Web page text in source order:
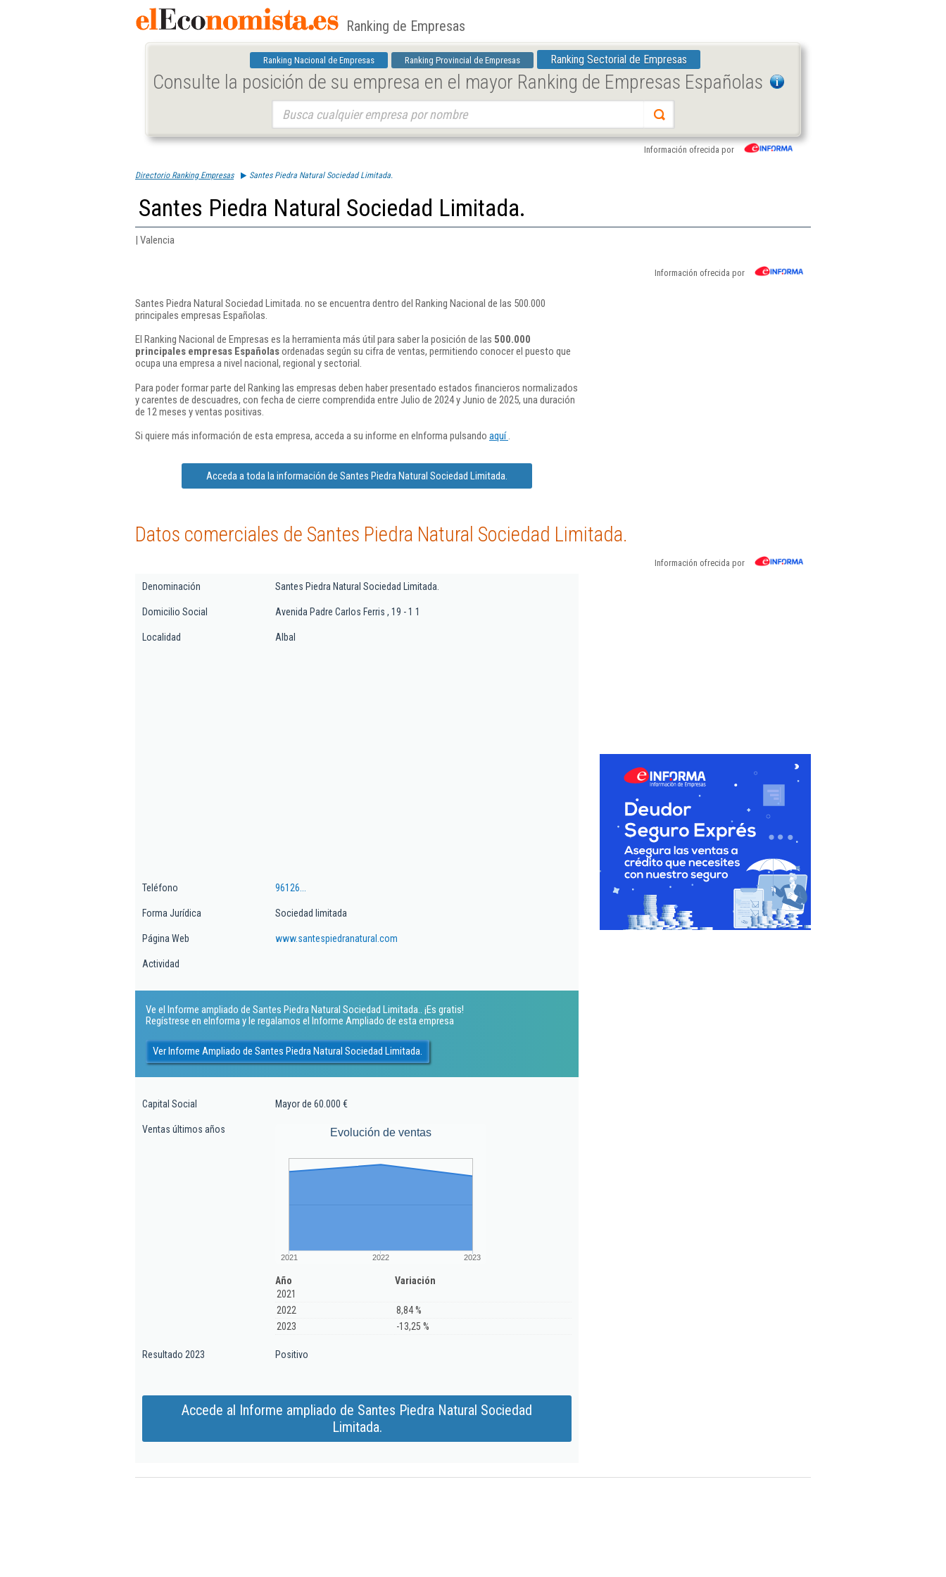
Ranking de Empresas
Ranking Nacional de Empresas Ranking Provincial de Empresas Ranking Sectorial de Empresas
Consulte la posición de su empresa en el mayor Ranking de Empresas Españolas
Información ofrecida por
Directorio Ranking Empresas Santes Piedra Natural Sociedad Limitada.
Santes Piedra Natural Sociedad Limitada.
| Valencia
Información ofrecida por
Santes Piedra Natural Sociedad Limitada. no se encuentra dentro del Ranking Nacional de las 500.000
principales empresas Españolas.
El Ranking Nacional de Empresas es la herramienta más útil para saber la posición de las 500.000
principales empresas Españolasordenadas según su cifra de ventas, permitiendo conocer el puesto que
ocupa una empresa a nivel nacional, regional y sectorial.
Para poder formar parte del Ranking las empresas deben haber presentado estados financieros normalizados
y carentes de descuadres, con fecha de cierre comprendida entre Julio de 2024 y Junio de 2025, una duración
de 12 meses y ventas positivas.
Si quiere más información de esta empresa, acceda a su informe en eInforma pulsando aquí.
Acceda a toda la información de Santes Piedra Natural Sociedad Limitada.
Datos comerciales de Santes Piedra Natural Sociedad Limitada.
Información ofrecida por
Denominación Santes Piedra Natural Sociedad Limitada.
Domicilio Social Avenida Padre Carlos Ferris , 19 - 1 1
Localidad Albal
Teléfono 96126...
Forma Jurídica Sociedad limitada
Página Web www.santespiedranatural.com
Actividad
Ve el Informe ampliado de Santes Piedra Natural Sociedad Limitada.. ¡Es gratis!
Regístrese en eInforma y le regalamos el Informe Ampliado de esta empresa
Ver Informe Ampliado de Santes Piedra Natural Sociedad Limitada.
Capital Social Mayor de 60.000 €
Ventas últimos años Evolución de ventas
2021 2022 2023
Año
Variación
2021
2022
8,84 %
2023
-13,25 %
Resultado 2023 Positivo
Accede al Informe ampliado de Santes Piedra Natural Sociedad
Limitada.